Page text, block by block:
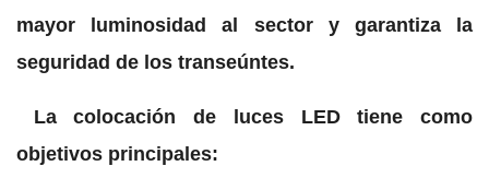
mayor luminosidad al sector y garantiza la
seguridad de los transeúntes.
La colocación de luces LED tiene como
objetivos principales: